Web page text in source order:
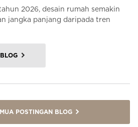
2026, desain rumah semakin
jangka panjang daripada tren
POSTINGAN BLOG